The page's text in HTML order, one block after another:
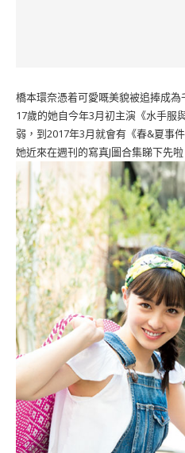
橋本環奈憑着可愛嘅美貌被追捧成為
17歲的她自今年3月初主演《水手服
弱，到2017年3月就會有《春&夏事
她近來在週刊的寫真J圖合集睇下先啦